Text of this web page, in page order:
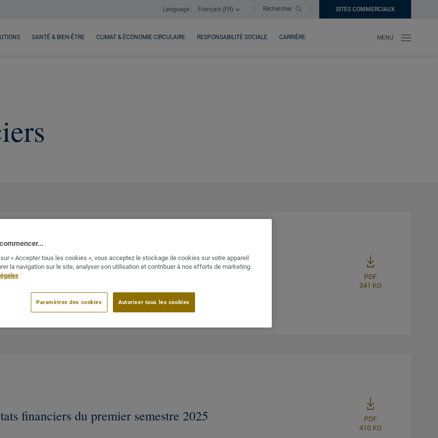
Language : Français (FR) Rechercher
SITES COMMERCIAUX
SANTÉ & BIEN-ÊTRE CLIMAT & ÉCONOMIE CIRCULAIRE RESPONSABILITÉ SOCIALE CARRIÈRE MENU
d’affaires T3 2025
PDF
341 KO
financiers du premier semestre 2025
PDF
410 KO
« Accepter tous les cookies », vous acceptez le stockage de cookies sur votre appareil
la navigation sur le site, analyser son utilisation et contribuer à nos efforts de marketing.
Autoriser tous les cookies
Paramètres des cookies